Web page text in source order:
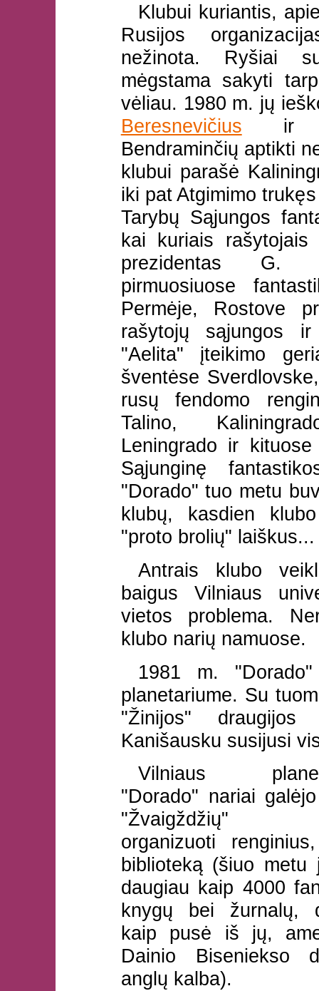
Klubui kuriantis,
Rusijos
nežinota. Ryšiai
mėgstama sakyti
vėliau. 1980 m. jų
Beresnevičius ir
Bendraminčių aptikti
klubui parašė
iki pat Atgimimo
Tarybų Sąjungos
kai kuriais rašytojais
prezidentas G.
pirmuosiuose
Permėje, Rostove
rašytojų sąjungos
"Aelita" įteikimo
šventėse
rusų fendomo
Talino,
Leningrado ir
Sąjunginę
"Dorado" tuo metu
klubų, kasdien
"proto brolių" laiškus...
Antrais klubo
baigus Vilniaus
vietos problema.
klubo narių namuose.
1981 m.
planetariume. Su
"Žinijos" draugijos
Kanišausku susijusi
Vilniaus
"Dorado" nariai
"Žvaigždžių"
organizuoti
biblioteką (šiuo metu
daugiau kaip 4000
knygų bei žurnalų,
kaip pusė iš jų,
Dainio Biseniekso
anglų kalba).